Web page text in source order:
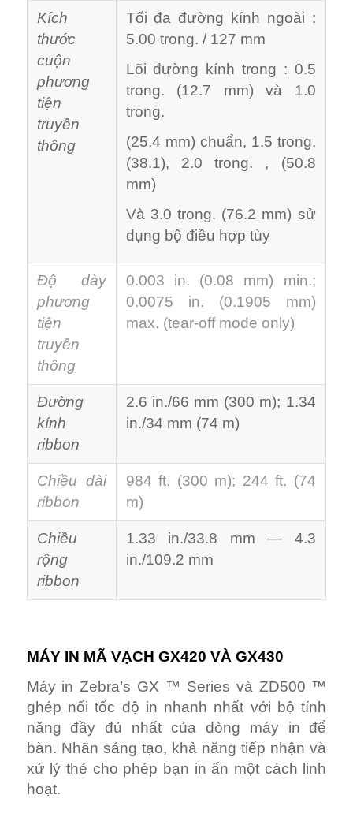
Kích
thước
cuộn
phương
tiện
truyền
thông
Tối đa đường kính ngoài :
5.00 trong. / 127 mm
Lõi đường kính trong : 0.5
trong. (12.7 mm) và 1.0
trong.
(25.4 mm) chuẩn, 1.5 trong.
(38.1), 2.0 trong. , (50.8
mm)
Và 3.0 trong. (76.2 mm) sử
dụng bộ điều hợp tùy
Độ dày
phương
tiện
truyền
thông
0.003 in. (0.08 mm) min.;
0.0075 in. (0.1905 mm)
max. (tear-off mode only)
Đường
kính
ribbon
2.6 in./66 mm (300 m); 1.34
in./34 mm (74 m)
Chiều dài
ribbon
984 ft. (300 m); 244 ft. (74
m)
Chiều
rộng
ribbon
1.33 in./33.8 mm — 4.3
in./109.2 mm
MÁY IN MÃ VẠCH GX420 VÀ GX430
Máy in Zebra’s GX ™ Series và ZD500 ™
ghép nối tốc độ in nhanh nhất với bộ tính
năng đầy đủ nhất của dòng máy in để
bàn. Nhãn sáng tạo, khả năng tiếp nhận và
xử lý thẻ cho phép bạn in ấn một cách linh
hoạt.